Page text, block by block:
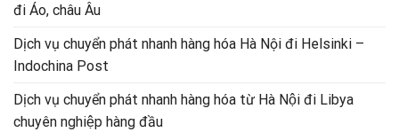
đi Áo, châu Âu
Dịch vụ chuyển phát nhanh hàng hóa Hà Nội đi Helsinki –
Indochina Post
Dịch vụ chuyển phát nhanh hàng hóa từ Hà Nội đi Libya
chuyên nghiệp hàng đầu